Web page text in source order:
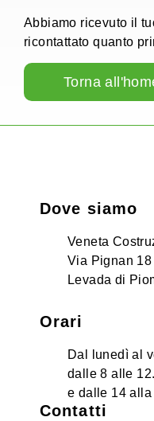
Abbiamo ricevuto il
ricontattato quanto
Torna
Dove siamo
Veneta
Via Pignan
Levada di
Orari
Dal lunedì al
dalle 8 alle
e dalle 14 alla
Contatti